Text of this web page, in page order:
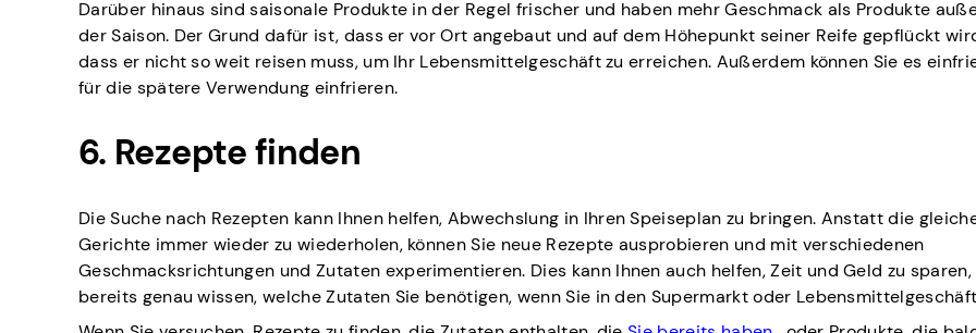
Darüber hinaus sind saisonale Produkte in der Regel frischer und haben mehr Geschmack als Produkte
der Saison. Der Grund dafür ist, dass er vor Ort angebaut und auf dem Höhepunkt seiner Reife gepflückt
dass er nicht so weit reisen muss, um Ihr Lebensmittelgeschäft zu erreichen. Außerdem können Sie es
für die spätere Verwendung einfrieren.
6. Rezepte finden
Die Suche nach Rezepten kann Ihnen helfen, Abwechslung in Ihren Speiseplan zu bringen. Anstatt die
Gerichte immer wieder zu wiederholen, können Sie neue Rezepte ausprobieren und mit verschiedenen
Geschmacksrichtungen und Zutaten experimentieren. Dies kann Ihnen auch helfen, Zeit und Geld zu sparen,
bereits genau wissen, welche Zutaten Sie benötigen, wenn Sie in den Supermarkt oder